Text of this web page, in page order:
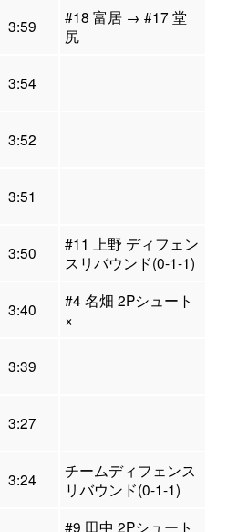
3:59
#18 富居 → #17 堂
尻
3:54
3:52
3:51
3:50
#11 上野 ディフェン
スリバウンド(0-1-1)
3:40
#4 名畑 2Pシュート
×
3:39
3:27
3:24
チームディフェンス
リバウンド(0-1-1)
#9 田中 2Pシュート